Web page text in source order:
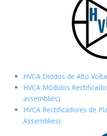
HVCA Diodos de Alto
HVCA Módulos
assemblies)
HVCA Rectificadores de
Assemblies)